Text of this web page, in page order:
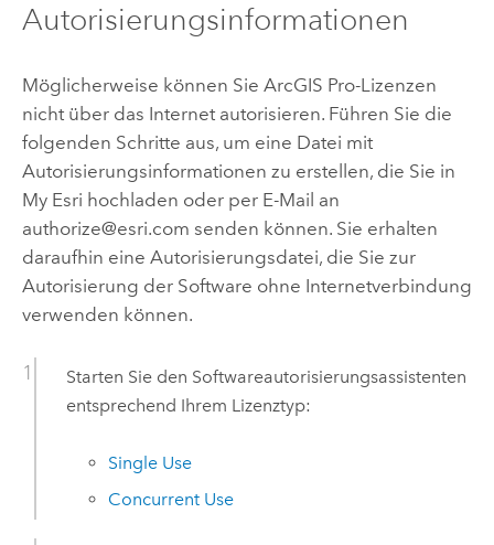
Autorisierungsinformationen
Möglicherweise können Sie ArcGIS Pro-Lizenzen
nicht über das Internet autorisieren. Führen Sie die
folgenden Schritte aus, um eine Datei mit
Autorisierungsinformationen zu erstellen, die Sie in
My Esri hochladen oder per E-Mail an
authorize@esri.com senden können. Sie erhalten
daraufhin eine Autorisierungsdatei, die Sie zur
Autorisierung der Software ohne Internetverbindung
verwenden können.
Starten Sie den Softwareautorisierungsassistenten
entsprechend Ihrem Lizenztyp:
Single Use
Concurrent Use